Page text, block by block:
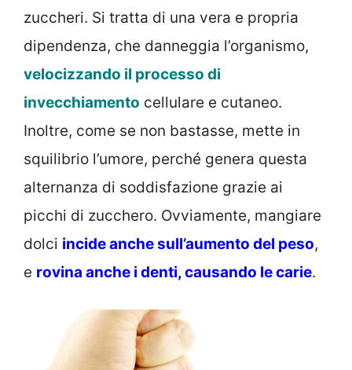
zuccheri. Si tratta di una vera e propria
dipendenza, che danneggia l’organismo,
velocizzando il processo di
invecchiamento cellulare e cutaneo.
Inoltre, come se non bastasse, mette in
squilibrio l’umore, perché genera questa
alternanza di soddisfazione grazie ai
picchi di zucchero. Ovviamente, mangiare
dolci incide anche sull’aumento del peso,
e rovina anche i denti, causando le carie.